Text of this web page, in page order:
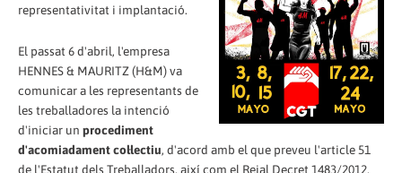
representativitat i implantació.
El passat 6 d'abril, l'empresa
HENNES & MAURITZ (H&M) va
comunicar a les representants de
les treballadores la intenció
d'iniciar un procediment
d'acomiadament col·lectiu, d'acord amb el que preveu l'article 51
de l'Estatut dels Treballadors, així com el Reial Decret 1483/2012,